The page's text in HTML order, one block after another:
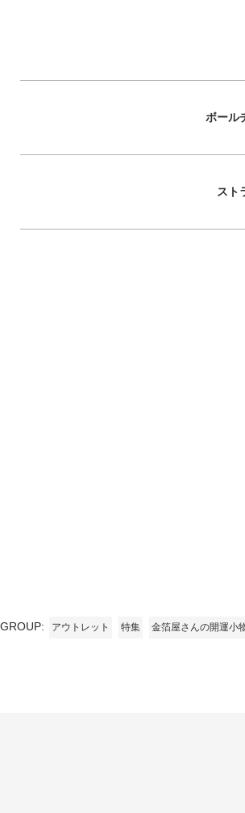
ボール
スト
GROUP: アウトレット 特集 金箔屋さんの開運小